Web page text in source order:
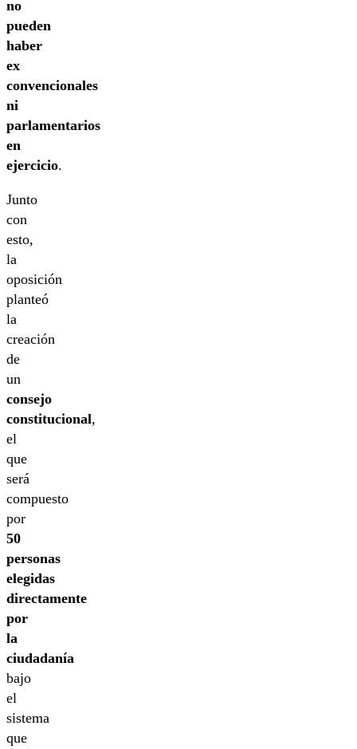
no
pueden
haber
ex
convencionales
ni
parlamentarios
en
ejercicio.
Junto
con
esto,
la
oposición
planteó
la
creación
de
un
consejo
constitucional,
el
que
será
compuesto
por
50
personas
elegidas
directamente
por
la
ciudadanía
bajo
el
sistema
que